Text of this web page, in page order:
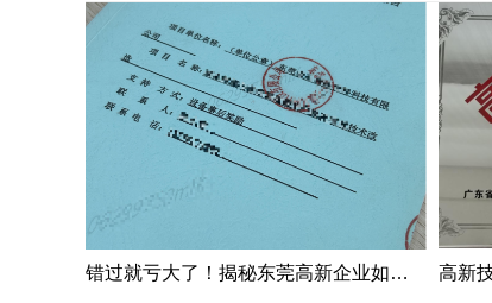
错过就亏大了！揭秘东莞高新企业如何轻松拿下省级技术改造项目300万补贴